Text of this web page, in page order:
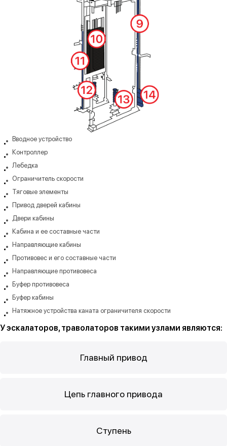
Вводное устройство
Контроллер
Лебедка
Ограничитель скорости
Тяговые элементы
Привод дверей кабины
Двери кабины
Кабина и ее составные части
Направляющие кабины
Противовес и его составные части
Направляющие противовеса
Буфер противовеса
Буфер кабины
Натяжное устройства каната ограничителя скорости
У эскалаторов, траволаторов такими узлами являются:
Главный привод
Цепь главного привода
Ступень